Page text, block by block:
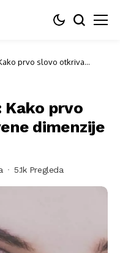
prvo slovo otkriva
Kako prvo
dimenzije
5.1k Pregleda